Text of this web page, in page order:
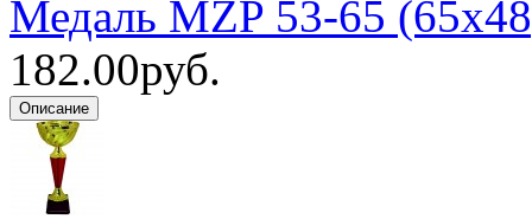
Медаль MZP 53-65
182.00руб.